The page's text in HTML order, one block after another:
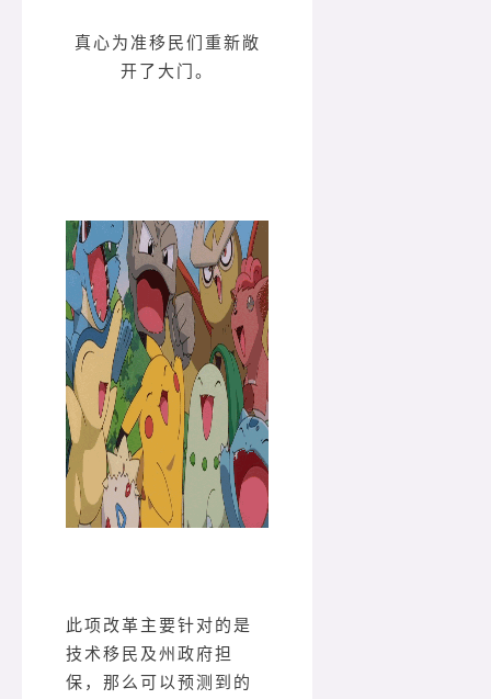
真心为准移民们重新敞
开了大门。
此项改革主要针对的是
技术移民及州政府担
保，那么可以预测到的